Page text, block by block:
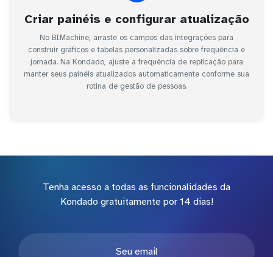
Criar painéis e configurar atualização
No BIMachine, arraste os campos das integrações para
construir gráficos e tabelas personalizadas sobre frequência e
jornada. Na Kondado, ajuste a frequência de replicação para
manter seus painéis atualizados automaticamente conforme sua
rotina de gestão de pessoas.
Tenha acesso a todas as funcionalidades da
Kondado gratuitamente por 14 dias!